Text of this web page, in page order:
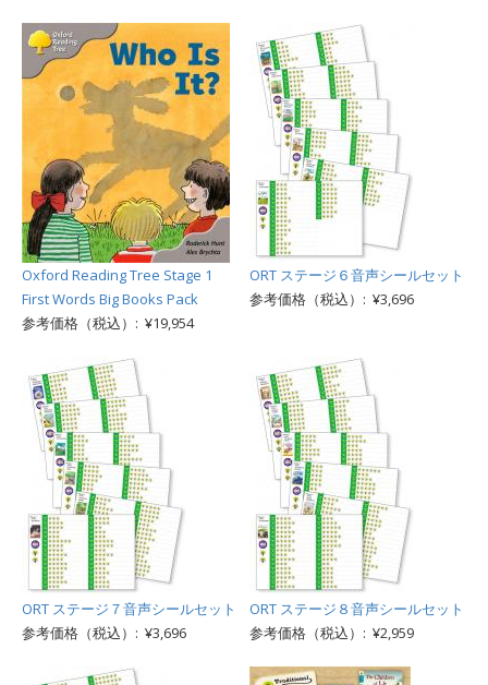
Oxford Reading Tree Stage 1
First Words Big Books Pack
参考価格（税込）: ¥19,954
ORT ステージ６音声シールセット
参考価格（税込）: ¥3,696
ORT ステージ７音声シールセット
参考価格（税込）: ¥3,696
ORT ステージ８音声シールセット
参考価格（税込）: ¥2,959